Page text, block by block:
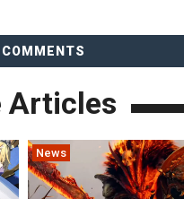
COMMENTS
Articles
News